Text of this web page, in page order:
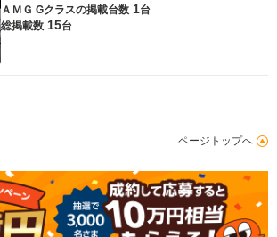
ＡＭＧ Gクラスの掲載台数 1台
総掲載数 15台
ページトップへ